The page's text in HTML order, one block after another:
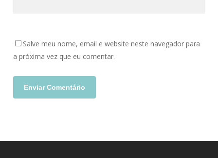
Salve meu nome, email e website neste navegador para
a próxima vez que eu comentar.